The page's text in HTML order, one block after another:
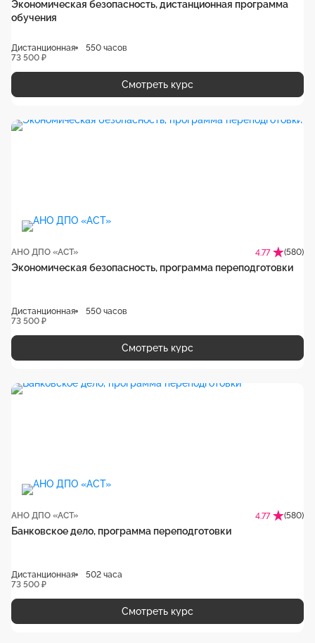
Экономическая безопасность, дистанционная программа
обучения
Дистанционная
550 часов
73 500 ₽
Смотреть курс
АНО ДПО «АСТ» 4.77 (580)
Экономическая безопасность, программа переподготовки
Дистанционная
550 часов
73 500 ₽
Смотреть курс
АНО ДПО «АСТ» 4.77 (580)
Банковское дело, программа переподготовки
Дистанционная
502 часа
73 500 ₽
Смотреть курс